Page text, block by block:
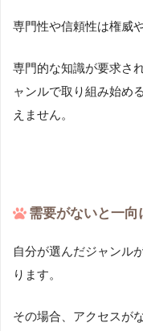
専門性や信頼性は権威
専門的な知識が要求さ
ャンルで取り組み始め
えません。
需要がないと一
自分が選んだジャンル
ります。
その場合、アクセスが